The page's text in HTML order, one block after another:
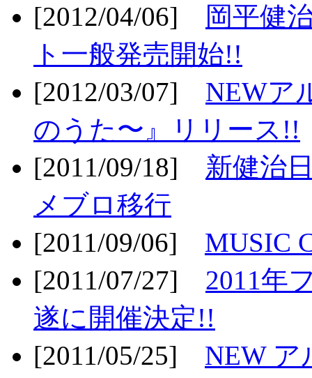
[2012/04/06]
岡平健
ト一般発売開始!!
[2012/03/07] NEWア
のうた〜』リリース!!
[2011/09/18] 新健治
メブロ移行
[2011/09/06] MUSIC
[2011/07/27] 2011年
遂に開催決定!!
[2011/05/25] NEW